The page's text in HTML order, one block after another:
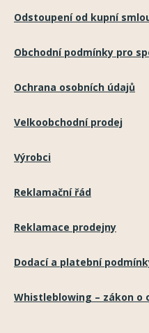
Odstoupení od kupní
Obchodní podmínky pro
Ochrana osobních údajů
Velkoobchodní prodej
Výrobci
Reklamační řád
Reklamace prodejny
Dodací a platební
Whistleblowing – zákon o